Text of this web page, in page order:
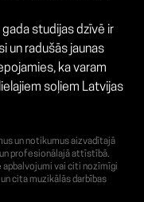
studijas dzīvē ir
un radušās jaunas
ka varam
soļiem Latvijas
un notikumus aizvadītajā
profesionālajā attīstībā.
apbalvojumi vai citi nozīmīgi
cita muzikālās darbības